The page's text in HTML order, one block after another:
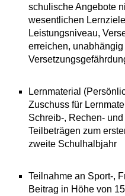
schulische Angebote
wesentlichen
Leistungsniveau,
erreichen,
Lernmaterial
Zuschuss für
Schreib-, Rechen-
Teilbeträgen zum
zweite Schulhalbjahr
Teilnahme an Sport-,
Beitrag in Höhe von